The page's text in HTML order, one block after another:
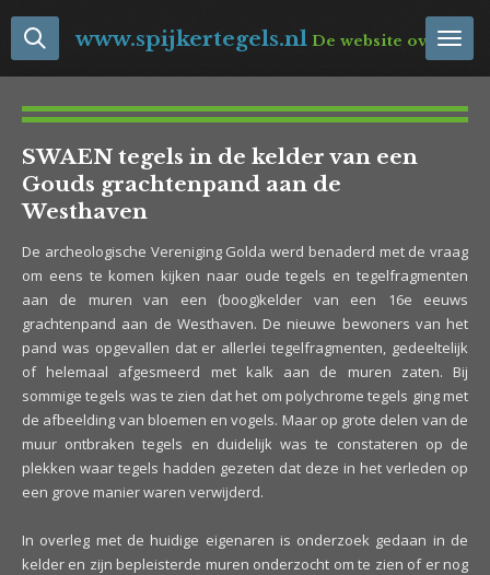
Ga
direct
hoofdinhoud
www.spijkertegels.nl De website over
SWAEN tegels in de kelder van een
Gouds grachtenpand aan de
Westhaven
De archeologische Vereniging Golda werd benaderd met de vraag
om eens te komen kijken naar oude tegels en tegelfragmenten
aan de muren van een (boog)kelder van een 16e eeuws
grachtenpand aan de Westhaven. De nieuwe bewoners van het
pand was opgevallen dat er allerlei tegelfragmenten, gedeeltelijk
of helemaal afgesmeerd met kalk aan de muren zaten. Bij
sommige tegels was te zien dat het om polychrome tegels ging met
de afbeelding van bloemen en vogels. Maar op grote delen van de
muur ontbraken tegels en duidelijk was te constateren op de
plekken waar tegels hadden gezeten dat deze in het verleden op
een grove manier waren verwijderd.
In overleg met de huidige eigenaren is onderzoek gedaan in de
kelder en zijn bepleisterde muren onderzocht om te zien of er nog